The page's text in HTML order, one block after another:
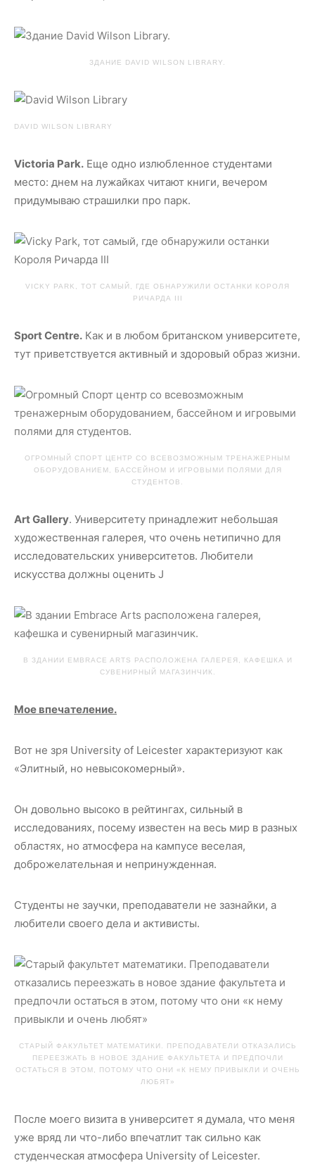
ЗДАНИЕ DAVID WILSON LIBRARY.
DAVID WILSON LIBRARY
Victoria Park. Еще одно излюбленное студентами
место: днем на лужайках читают книги, вечером
придумываю страшилки про парк.
VICKY PARK, ТОТ САМЫЙ, ГДЕ ОБНАРУЖИЛИ ОСТАНКИ КОРОЛЯ
РИЧАРДА III
SportCentre. Как и в любом британском университете,
тут приветствуется активный и здоровый образ жизни.
ОГРОМНЫЙ СПОРТ ЦЕНТР СО ВСЕВОЗМОЖНЫМ ТРЕНАЖЕРНЫМ
ОБОРУДОВАНИЕМ, БАССЕЙНОМ И ИГРОВЫМИ ПОЛЯМИ ДЛЯ
СТУДЕНТОВ.
ArtGallery. Университету принадлежит небольшая
художественная галерея, что очень нетипично для
исследовательских университетов. Любители
искусства должны оценить J
В ЗДАНИИ EMBRACE ARTS РАСПОЛОЖЕНА ГАЛЕРЕЯ, КАФЕШКА И
СУВЕНИРНЫЙ МАГАЗИНЧИК.
Мое впечателение.
Вот не зря University of Leicester характеризуют как
«Элитный, но невысокомерный».
Он довольно высоко в рейтингах, сильный в
исследованиях, посему известен на весь мир в разных
областях, но атмосфера на кампусе веселая,
доброжелательная и непринужденная.
Студенты не заучки, преподаватели не зазнайки, а
любители своего дела и активисты.
СТАРЫЙ ФАКУЛЬТЕТ МАТЕМАТИКИ. ПРЕПОДАВАТЕЛИ ОТКАЗАЛИСЬ
ПЕРЕЕЗЖАТЬ В НОВОЕ ЗДАНИЕ ФАКУЛЬТЕТА И ПРЕДПОЧЛИ
ОСТАТЬСЯ В ЭТОМ, ПОТОМУ ЧТО ОНИ «К НЕМУ ПРИВЫКЛИ И ОЧЕНЬ
ЛЮБЯТ»
После моего визита в университет я думала, что меня
уже вряд ли что-либо впечатлит так сильно как
студенческая атмосфера University of Leicester.